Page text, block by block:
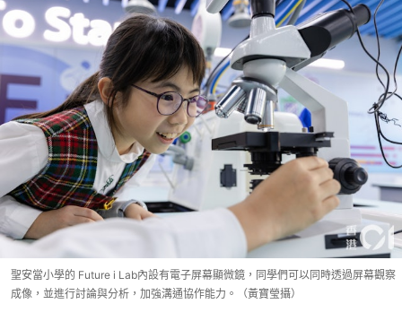
聖安當小學的 Future i Lab內設有電子屏幕顯微鏡，同學們可以同時透過屏幕觀察
成像，並進行討論與分析，加強溝通協作能力。（黃寶瑩攝）